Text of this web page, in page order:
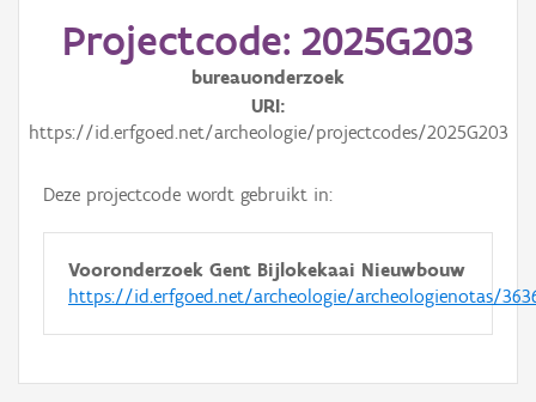
Projectcode: 2025G203
bureauonderzoek
URI
https://id.erfgoed.net/archeologie/projectcodes/2025G203
Deze projectcode wordt gebruikt in:
Vooronderzoek Gent Bijlokekaai Nieuwbouw
https://id.erfgoed.net/archeologie/archeologienotas/